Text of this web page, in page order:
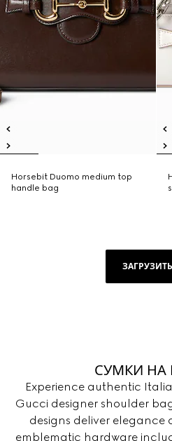
Horsebit Duomo medium top
handle bag
СУМКИ НА
Experience authentic
Gucci designer shoulder
designs deliver elegance
emblematic hardware